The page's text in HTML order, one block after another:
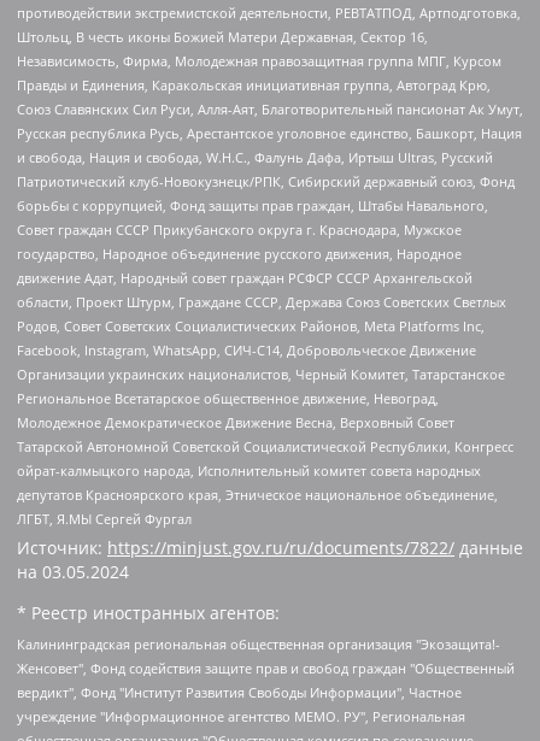
противодействии экстремистской деятельности, РЕВТАТПОД, Артподготовка,
Штольц, В честь иконы Божией Матери Державная, Сектор 16,
Независимость, Фирма, Молодежная правозащитная группа МПГ, Курсом
Правды и Единения, Каракольская инициативная группа, Автоград Крю,
Союз Славянских Сил Руси, Алля-Аят, Благотворительный пансионат Ак Умут,
Русская республика Русь, Арестантское уголовное единство, Башкорт, Нация
и свобода, Нация и свобода, W.H.С., Фалунь Дафа, Иртыш Ultras, Русский
Патриотический клуб-Новокузнецк/РПК, Сибирский державный союз, Фонд
борьбы с коррупцией, Фонд защиты прав граждан, Штабы Навального,
Совет граждан СССР Прикубанского округа г. Краснодара, Мужское
государство, Народное объединение русского движения, Народное
движение Адат, Народный совет граждан РСФСР СССР Архангельской
области, Проект Штурм, Граждане СССР, Держава Союз Советских Светлых
Родов, Совет Советских Социалистических Районов, Meta Platforms Inc,
Facebook, Instagram, WhatsApp, СИЧ-С14, Добровольческое Движение
Организации украинских националистов, Черный Комитет, Татарстанское
Региональное Всетатарское общественное движение, Невоград,
Молодежное Демократическое Движение Весна, Верховный Совет
Татарской Автономной Советской Социалистической Республики, Конгресс
ойрат-калмыцкого народа, Исполнительный комитет совета народных
депутатов Красноярского края, Этническое национальное объединение,
ЛГБТ, Я.МЫ Сергей Фургал
Источник: https://minjust.gov.ru/ru/documents/7822/ данные
на 03.05.2024
* Реестр иностранных агентов:
Калининградская региональная общественная организация "Экозащита!-Женсовет", Фонд содействия защите прав и свобод граждан "Общественный вердикт", Фонд "Институт Развития Свободы Информации", Частное учреждение "Информационное агентство МЕМО. РУ", Региональная общественная организация "Общественная комиссия по сохранению наследия академика Сахарова", Фонд поддержки свободы прессы, Санкт-Петербургская общественная правозащитная организация "Гражданский контроль", Межрегиональная общественная организация "Информационно-просветительский центр "Мемориал", Региональный Фонд "Центр Защиты Прав Средств Массовой Информации", с 05.12.2023 Фонд "Центр Защиты Прав Средств массовой информации", Региональная общественная благотворительная организация помощи беженцам и мигрантам "Гражданское содействие", Негосударственное образовательное учреждение дополнительного профессионального образования (повышение квалификации) специалистов "АКАДЕМИЯ ПО ПРАВАМ ЧЕЛОВЕКА", Свердловская региональная общественная организация "Сутяжник", Автономная некоммерческая организация "Центр независимых социологических исследований", Союз общественных объединений "Российский исследовательский центр по правам человека", Региональное общественное учреждение научно-информационный центр "МЕМОРИАЛ", Некоммерческая организация "Фонд защиты гласности", Автономная некоммерческая организация "Институт прав человека", Городская общественная организация "Екатеринбургское общество "МЕМОРИАЛ", Городская общественная организация "Рязанское историко-просветительское и правозащитное общество "Мемориал" (Рязанский Мемориал), Челябинский региональный орган общественной самодеятельности – женское общественное объединение "Женщины Евразии", Челябинский региональный орган общественной самодеятельности "Уральская правозащитная группа", Фонд содействия защите здоровья и социальной справедливости имени Андрея Рылькова, Автономная Некоммерческая Организация "Аналитический Центр Юрия Левады", Автономная некоммерческая организация социальной поддержки населения "Проект Апрель", Региональная общественная организация помощи женщинам и детям, находящимся в кризисной ситуации "Информационно-методический центр "Анна", Фонд содействия развитию массовых коммуникаций и правовому просвещению "Так-так-Так", Фонд содействия устойчивому развитию "Серебряная тайга", Свердловский региональный общественный фонд социальных проектов "Новое время", "Idel.Реалии", Кавказ.Реалии, Крым.Реалии, Телеканал Настоящее Время, Татаро-башкирская служба Радио Свобода (Azatliq Radiosi), Радио Свободная Европа/Радио Свобода (PCE/PC), "Сибирь.Реалии", "Фактограф", Благотворительный фонд помощи осужденным и их семьям, Автономная некоммерческая организация "Институт глобализации и социальных движений", Фонд "В защиту прав заключенных", Частное учреждение "Центр поддержки и содействия развитию средств массовой информации", Пензенский региональный общественный благотворительный фонд "Гражданский союз", "Север.Реалии", Некоммерческая организация Фонд "Правовая инициатива", Общество с ограниченной ответственностью "Радио Свободная Европа/Радио Свобода", Чешское информационное агентство "MEDIUM-ORIENT", Красноярская региональная общественная организация "Мы против СПИДа", Камалягин Денис Николаевич, Маркелов Сергей Евгеньевич, Пономарев Лев Александрович, Савицкая Людмила Алексеевна, Автономная некоммерческая организация "Центр по работе с проблемой насилия "НАСИЛИЮ.НЕТ", Межрегиональный профессиональный союз работников здравоохранения "Альянс врачей", Юридическое лицо, зарегистрированное в Латвийской Республике, SIA "Medusa Project" (регистрационный номер 40103797863, дата регистрации 10.06.2014), Некоммерческая организация "Фонд по борьбе с коррупцией", Автономная некоммерческая организация "Институт права и публичной политики", Баданин Роман Сергеевич, Гликин Максим Александрович, Железнова Мария Михайловна, Лукьянова Юлия Сергеевна, Маетная Елизавета Витальевна, Маняхин Петр Борисович, Чуракова Ольга Владимировна, Ярош Юлия Петровна, Юридическое лицо "The Insider SIA", зарегистрированное в Риге, Латвийская Республика (дата регистрации 26.06.2015), являющееся администратором доменного имени интернет-издания "The Insider SIA", https://theins.ru, Постернак Алексей Евгеньевич, Рубин Михаил Аркадьевич, Анин Роман Александрович, Юридическое лицо Istories fonds, зарегистрированное в Латвийской Республике (регистрационный номер 50008295751, дата регистрации 24.02.2020), Великовский Дмитрий Александрович, Долинина Ирина Николаевна, Мароховская Алеся Алексеевна, Шлейнов Роман Юрьевич, Шмагун Олеся Валентиновна, Общество с ограниченной ответственностью "Альтаир 2021", Общество с ограниченной ответственностью "Вега 2021", Общество с ограниченной ответственностью "Главный редактор 2021", Общество с ограниченной ответственностью "Ромашки монолит", Важенков Артем Валерьевич, Ивановская областная общественная организация "Центр гендерных исследований", Гурман Юрий Альбертович, Медиапроект "ОВД-Инфо", Егоров Владимир Владимирович, Жилинский Владимир Александрович, Общество с ограниченной ответственностью "ЗП", Иванова София Юрьевна, Карезина Инна Павловна, Кильтау Екатерина Викторовна, Петров Алексей Викторович, Пискунов Сергей Евгеньевич, Смирнов Сергей Сергеевич, Тихонов Михаил Сергеевич, Общество с ограниченной ответственностью "ЖУРНАЛИСТ-ИНОСТРАННЫЙ АГЕНТ", Арапова Галина Юрьевна, Вольтская Татьяна Анатольевна, Американская компания "Mason G.E.S. Anonymous Foundation" (США), являющаяся владельцем интернет-издания https://mnews.world/, Компания "Stichting Bellingcat", зарегистрированная в Нидерландах (дата регистрации 11.07.2018), Захаров Андрей Вячеславович, Клепиковская Екатерина Дмитриевна, Общество с ограниченной ответственностью "МЕМО", Перл Роман Александрович, Симонов Евгений Алексеевич, Соловьева Елена Анатольевна, Сотников Даниил Владимирович, Сурначева Елизавета Дмитриевна, Автономная некоммерческая организация по защите прав человека и информированию населения "Якутия – Наше Мнение", Общество с ограниченной ответственностью "Москоу диджитал медиа", с 26.01.2023 Общество с ограниченной ответственностью "Чайка Белые сады", Ветошкина Валерия Валерьевна, Заговора Максим Александрович, Межрегиональное общественное движение "Российская ЛГБТ - сеть", Оленичев Максим Владимирович, Павлов Иван Юрьевич, Скворцова Елена Сергеевна, Общество с ограниченной ответственностью "Как бы инагент", Кочетков Игорь Викторович, Общество с ограниченной ответственностью "Честные выборы", Еланчик Олег Александрович, Общество с ограниченной ответственностью "Нобелевский призыв", Гималова Регина Эмилевна, Григорьев Андрей Валерьевич, Григорьева Алина Александровна, Ассоциация по содействию защите прав призывников, альтернативнослужащих и военнослужащих "Правозащитная группа "Гражданин.Армия.Право", Хисамова Регина Фаритовна, Автономная некоммерческая организация по реализации социально-правовых программ "Лилит", Дальневосточное общественное движение "Маяк", Санкт-Петербургская ЛГБТ-инициативная группа "Выход", Инициативная группа ЛГБТ+ "Реверс", Алексеев Андрей Викторович, Бекбулатова Таисия Львовна, Беляев Иван Михайлович, Владыкина Елена Сергеевна, Гельман Марат Александрович, Никульшина Вероника Юрьевна, Толоконникова Надежда Андреевна, Шендерович Виктор Анатольевич, Общество с ограниченной ответственностью "Данное сообщение", Общество с ограниченной ответственностью Издательский дом "Новая глава", Айнбиндер Александра Александровна, Московский комьюнити-центр для ЛГБТ+инициатив, Благотворительный фонд развития филантропии, Deutsche Welle (Германия, Kurt-Schumacher-Strasse 3, 53113 Bonn), Борзунова Мария Михайловна, Воробьев Виктор Викторович, Голубева Анна Львовна, Константинова Алла Михайловна, Малкова Ирина Владимировна, Мурадов Мурад Абдулгалимович, Осетинская Елизавета Николаевна, Понасенков Евгений Николаевич, Ганапольский Матвей Юрьевич, Киселев Евгений Алексеевич, Борухович Ирина Григорьевна, Дремин Иван Тимофеевич, Дубровский Дмитрий Викторович, Красноярская региональная общественная организация поддержки и развития альтернативных образовательных технологий и межкультурных коммуникаций "ИНТЕРРА", Маяковская Екатерина Алексеевна, Фейгин Марк Захарович, Филимонов Андрей Викторович, Дзугкоева Регина Николаевна, Доброхотов Роман Александрович, Дудь Юрий Александрович, Елкин Сергей Владимирович, Кругликов Кирилл Игоревич, Сабунаева Мария Леонидовна, Семенов Алексей Владимирович, Шаинян Карен Багратович, Шульман Екатерина Михайловна, Асафьев Артур Валерьевич, Вахштайн Виктор Семенович, Венедиктов Алексей Алексеевич, Лушникова Екатерина Евгеньевна, Волков Леонид Михайлович, Невзоров Александр Глебович, Пархоменко Сергей Борисович, Сироткин Ярослав Николаевич, Кара-Мурза Владимир Владимирович, Баранова Наталья Владимировна, Гозман Леонид Яковлевич, Кагарлицкий Борис Юльевич, Климарев Михаил Валерьевич, Милов Владимир Станиславович, Автономная некоммерческая организация Краснодарский центр современного искусства "Типография", Моргенштерн Алишер Тагирович, Соболь Любовь Эдуардовна, Общество с ограниченной ответственностью "ЛИЗА НОРМ", Каспаров Гарри Кимович, Ходорковский Михаил Борисович, Общество с ограниченной ответственностью "Апрельские тезисы", Данилович Ирина Брониславовна, Кашин Олег Владимирович, Петров Николай Владимирович, Пивоваров Алексей Владимирович, Соколов Михаил Владимирович, Цветкова Юлия Владимировна, Чичваркин Евгений Александрович, Комитет против пыток/Команда против пыток, Общество с ограниченной ответственностью "Первый научный", Общество с ограниченной ответственностью "Вертолет и ко", Белоцерковская Вероника Борисовна, Кац Максим Евгеньевич, Лазарева Татьяна Юрьевна, Шаведдинов Руслан Табризович, Яшин Илья Валерьевич, Общество с ограниченной ответственностью "Иноагент ААВ", Алешковский Дмитрий Петрович, Альбац Евгения Марковна, Быков Дмитрий Львович, Галямина Юлия Евгеньевна, Лойко Сергей Леонидович, Мартынов Кирилл Константинович, Медведев Сергей Александрович, Крашенинников Федор Геннадиевич, Гордеева Катерина Вл